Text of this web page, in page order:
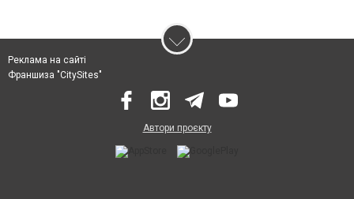
Реклама на сайті
Франшиза "CitySites"
Автори проєкту